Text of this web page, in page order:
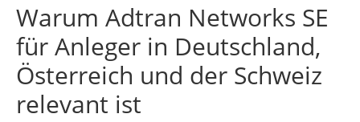
Warum Adtran Networks SE
für Anleger in Deutschland,
Österreich und der Schweiz
relevant ist